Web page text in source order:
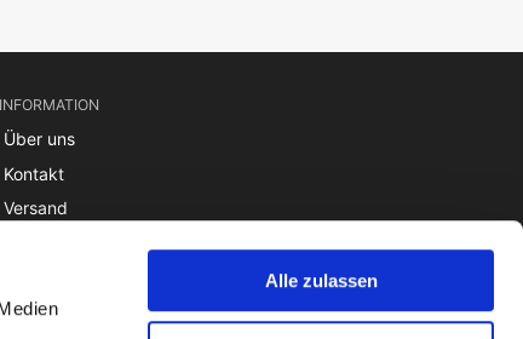
Alle zulassen
INFORMATION
Über uns
Kontakt
Versand
Verkaufsbedingungen